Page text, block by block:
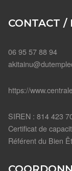
CONTACT /
06 95 57 88 94
https://
SIREN : 814 423
Certificat de
Référent du Bien